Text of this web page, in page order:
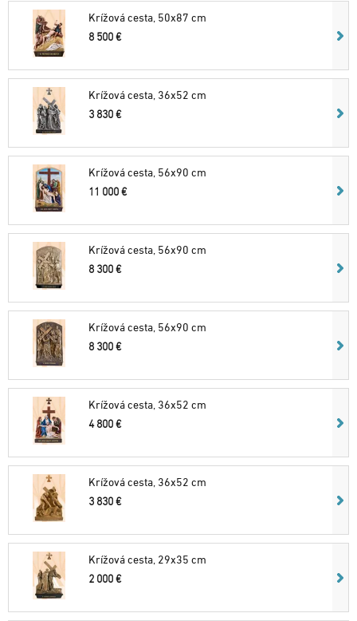
Krížová cesta, 50x87 cm
8 500 €
Krížová cesta, 36x52 cm
3 830 €
Krížová cesta, 56x90 cm
11 000 €
Krížová cesta, 56x90 cm
8 300 €
Krížová cesta, 56x90 cm
8 300 €
Krížová cesta, 36x52 cm
4 800 €
Krížová cesta, 36x52 cm
3 830 €
Krížová cesta, 29x35 cm
2 000 €